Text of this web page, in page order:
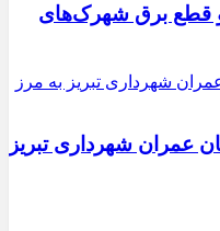
و قطع برق شهرک‌های
عمران شهرداری تبریز